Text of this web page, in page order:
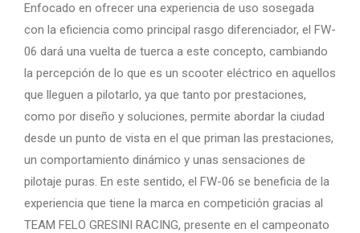
Enfocado en ofrecer una experiencia de uso sosegada
con la eficiencia como principal rasgo diferenciador, el FW-
06 dará una vuelta de tuerca a este concepto, cambiando
la percepción de lo que es un scooter eléctrico en aquellos
que lleguen a pilotarlo, ya que tanto por prestaciones,
como por diseño y soluciones, permite abordar la ciudad
desde un punto de vista en el que priman las prestaciones,
un comportamiento dinámico y unas sensaciones de
pilotaje puras. En este sentido, el FW-06 se beneficia de la
experiencia que tiene la marca en competición gracias al
TEAM FELO GRESINI RACING, presente en el campeonato